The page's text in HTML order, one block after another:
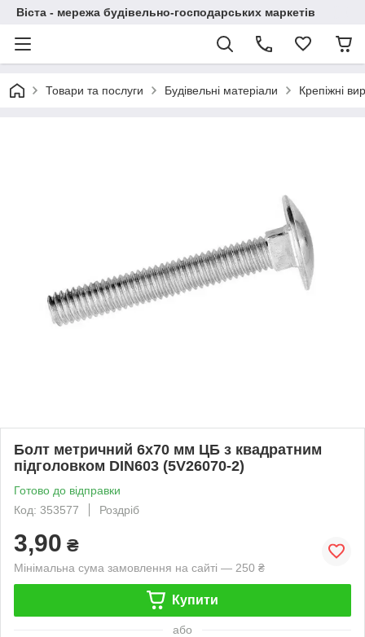
Віста - мережа будівельно-господарських маркетів
Товари та послуги Будівельні матеріали Крепіжні
Болт метричний 6х70 мм ЦБ з квадратним
підголовком DIN603 (5V26070-2)
Готово до відправки
Код: 353577
Роздріб
3,90 ₴
Мінімальна сума замовлення на сайті — 250 ₴
Купити
або